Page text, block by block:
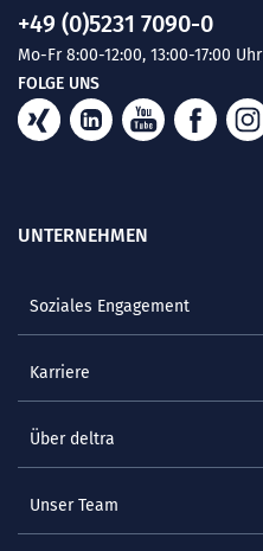
+49 (0)5231 7090-0
Mo-Fr 8:00-12:00, 13:00-17:00 Uhr
FOLGE UNS
UNTERNEHMEN
Soziales Engagement
Karriere
Über deltra
Unser Team